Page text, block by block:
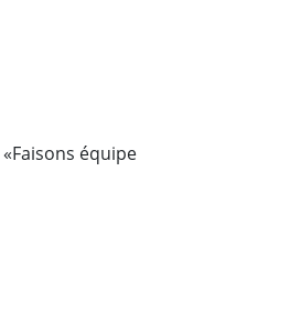
«Faisons équipe